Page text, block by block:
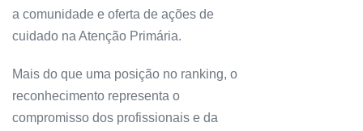
a comunidade e oferta de ações de
cuidado na Atenção Primária.
Mais do que uma posição no ranking, o
reconhecimento representa o
compromisso dos profissionais e da